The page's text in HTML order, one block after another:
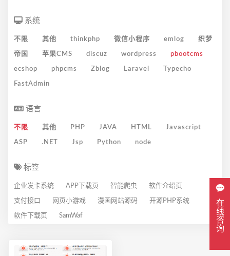
系统
不限 其他 thinkphp 微信小程序 emlog 织梦
帝国 苹果CMS discuz wordpress pbootcms
ecshop phpcms Zblog Laravel Typecho
FastAdmin
语言
不限 其他 PHP JAVA HTML Javascript
ASP .NET Jsp Python node
标签
企业发卡系统 APP下载页 智能爬虫 软件介绍页
支付接口 网页小游戏 漫画网站源码 开源PHP系统
软件下载页 SamWaf 在线咨询